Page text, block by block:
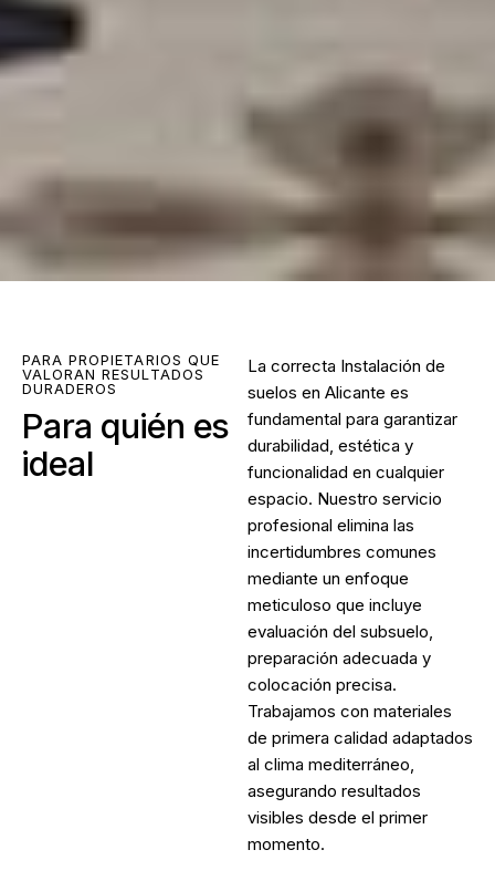
PARA PROPIETARIOS QUE
VALORAN RESULTADOS
DURADEROS
Para quién es
ideal
La correcta Instalación de
suelos en Alicante es
fundamental para garantizar
durabilidad, estética y
funcionalidad en cualquier
espacio. Nuestro servicio
profesional elimina las
incertidumbres comunes
mediante un enfoque
meticuloso que incluye
evaluación del subsuelo,
preparación adecuada y
colocación precisa.
Trabajamos con materiales
de primera calidad adaptados
al clima mediterráneo,
asegurando resultados
visibles desde el primer
momento.